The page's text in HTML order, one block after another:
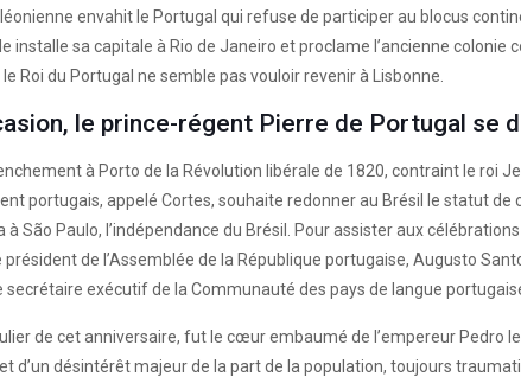
envahit le Portugal qui refuse de participer au blocus
installe sa capitale à Rio de Janeiro et proclame l’ancienne
Roi du Portugal ne semble pas vouloir revenir à Lisbonne.
le prince-régent Pierre de Portugal se
à Porto de la Révolution libérale de 1820, contraint le roi
portugais, appelé Cortes, souhaite redonner au Brésil le statut
à São Paulo, l’indépendance du Brésil. Pour assister aux
président de l’Assemblée de la République portugaise, Augusto
secrétaire exécutif de la Communauté des pays de langue
de cet anniversaire, fut le cœur embaumé de l’empereur
d’un désintérêt majeur de la part de la population, toujours